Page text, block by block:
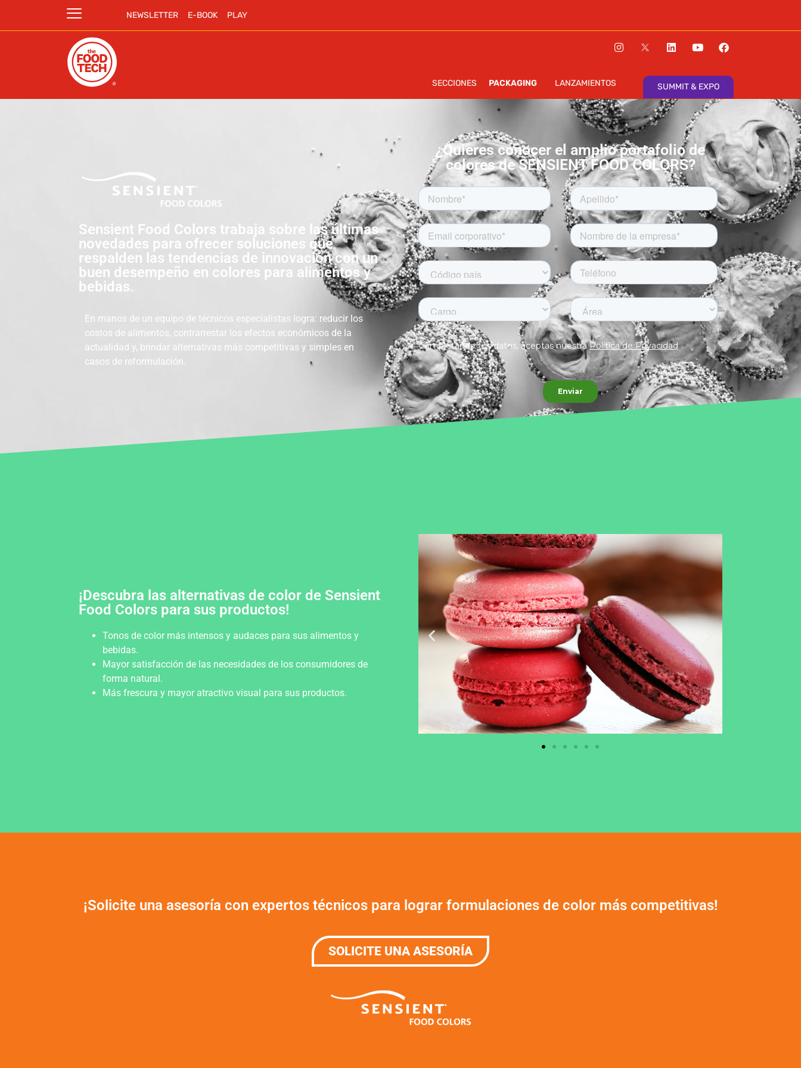
NEWSLETTER E-BOOK PLAY
SECCIONES PACKAGING LANZAMIENTOS SUMMIT & EXPO
SUMMIT & EXPO
Sensient Food Colors trabaja sobre las últimas
novedades para ofrecer soluciones que
respalden las tendencias de innovación con un
buen desempeño en colores para alimentos y
bebidas.
En manos de un equipo de técnicos especialistas logra: reducir los
costos de alimentos, contrarrestar los efectos económicos de la
actualidad y, brindar alternativas más competitivas y simples en
casos de reformulación.
¿Quieres conocer el amplio portafolio de
colores de SENSIENT FOOD COLORS?
¡Descubra las alternativas de color de Sensient
Food Colors para sus productos!
Tonos de color más intensos y audaces para sus alimentos y
bebidas.
Mayor satisfacción de las necesidades de los consumidores de
forma natural.
Más frescura y mayor atractivo visual para sus productos.
¡Solicite una asesoría con expertos técnicos para lograr formulaciones de color más competitivas!
SOLICITE UNA ASESORÍA